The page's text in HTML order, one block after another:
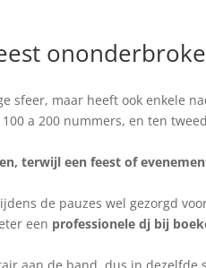
sfeer, maar heeft ook enkele
a 200 nummers, en ten
terwijl een feest of
de pauzes wel gezorgd
een professionele dj bij